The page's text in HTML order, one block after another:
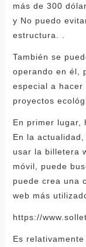
más de 300
y No puedo
estructura. .
También se
operando en él,
especial a
proyectos
En primer lugar,
En la
usar la billetera
móvil, puede
puede crea una
web más
https://
Es